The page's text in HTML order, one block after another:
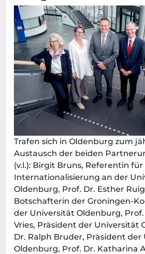
Trafen sich in Oldenburg zum
Austausch der beiden
(v.l.): Birgit Bruns, Referentin für
Internationalisierung an der
Oldenburg, Prof. Dr. Esther
Botschafterin der Groningen-
der Universität Oldenburg, Prof.
Vries, Präsident der Universität
Dr. Ralph Bruder, Präsident der
Oldenburg, Prof. Dr. Katharina